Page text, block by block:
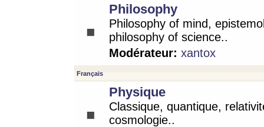
Philosophy
Philosophy of mind,
philosophy of science..
Modérateur: xantox
Français
Physique
Classique, quantique,
cosmologie..